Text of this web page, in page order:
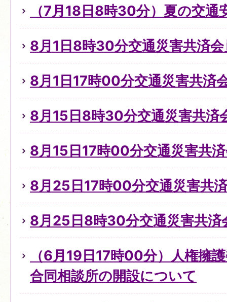
（7月18日8時30分）夏の交通
8月1日8時30分交通災害共済
8月1日17時00分交通災害共済
8月15日8時30分交通災害共済
8月15日17時00分交通災害共
8月25日17時00分交通災害共
8月25日8時30分交通災害共済
（6月19日17時00分）人権擁
合同相談所の開設について